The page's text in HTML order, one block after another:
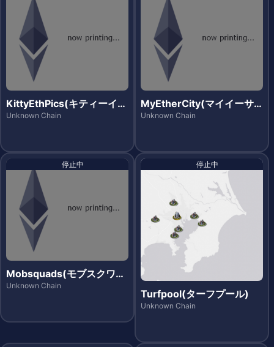
KittyEthPics(キティーイー
スピックス)
Unknown Chain
MyEtherCity(マイイーサ
シティー)
Unknown Chain
停止中
Mobsquads(モブスクワッ
ズ)
Unknown Chain
停止中
Turfpool(ターフプール)
Unknown Chain